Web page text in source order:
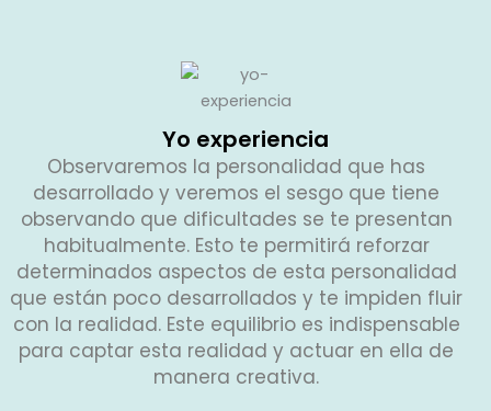
Yo experiencia
Observaremos la personalidad que has
desarrollado y veremos el sesgo que tiene
observando que dificultades se te presentan
habitualmente. Esto te permitirá reforzar
determinados aspectos de esta personalidad
que están poco desarrollados y te impiden fluir
con la realidad. Este equilibrio es indispensable
para captar esta realidad y actuar en ella de
manera creativa.